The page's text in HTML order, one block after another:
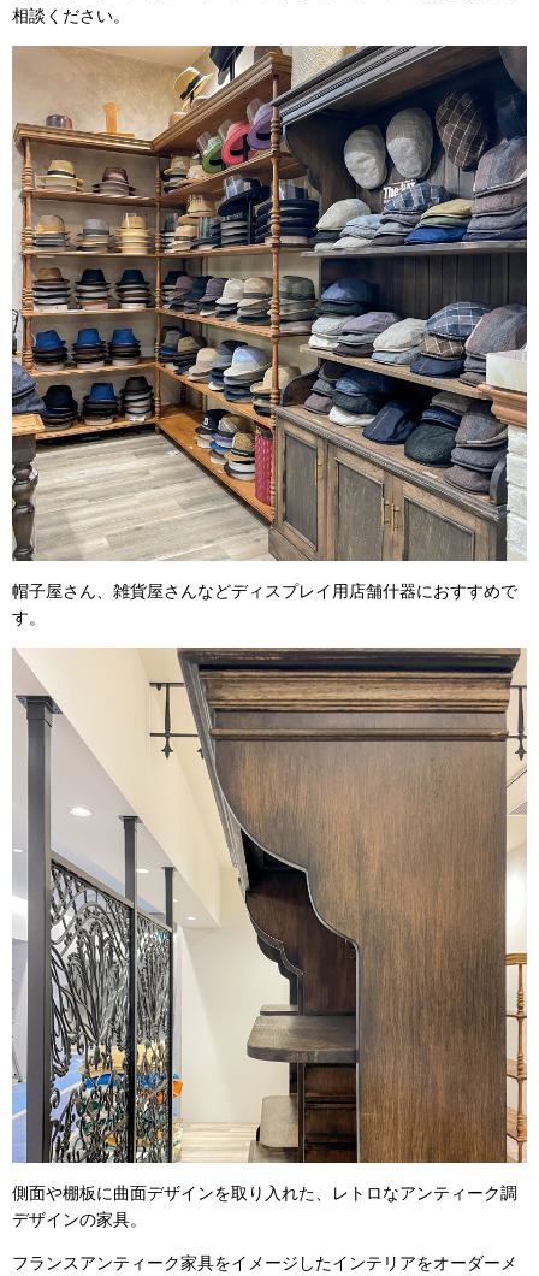
相談ください。
帽子屋さん、雑貨屋さんなどディスプレイ用店舗什器におすすめで
す。
側面や棚板に曲面デザインを取り入れた、レトロなアンティーク調
デザインの家具。
フランスアンティーク家具をイメージしたインテリアをオーダーメ